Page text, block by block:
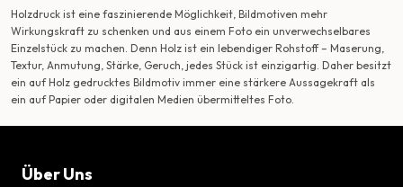
Holzdruck ist eine faszinierende Möglichkeit, Bildmotiven mehr
Wirkungskraft zu schenken und aus einem Foto ein unverwechselbares
Einzelstück zu machen. Denn Holz ist ein lebendiger Rohstoff – Maserung,
Textur, Anmutung, Stärke, Geruch, jedes Stück ist einzigartig. Daher besitzt
ein auf Holz gedrucktes Bildmotiv immer eine stärkere Aussagekraft als
ein auf Papier oder digitalen Medien übermitteltes Foto.
Über Uns